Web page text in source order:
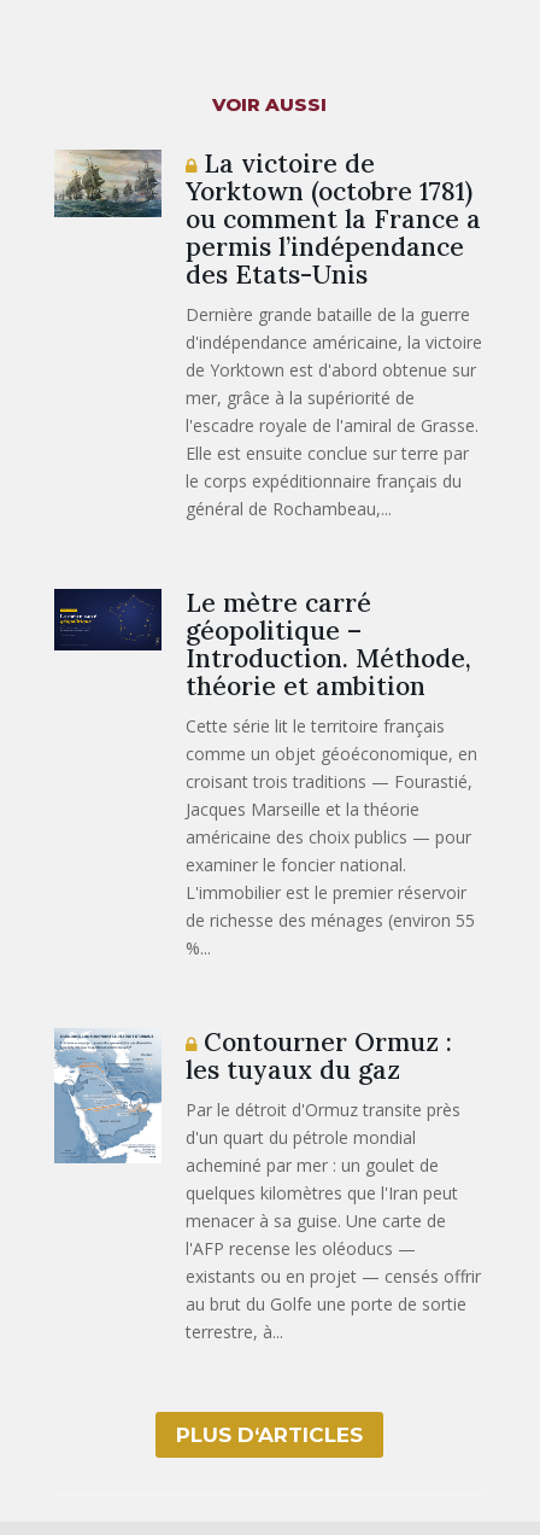
VOIR AUSSI
La victoire de
Yorktown (octobre 1781)
ou comment la France a
permis l’indépendance
des Etats-Unis
Dernière grande bataille de la guerre
d'indépendance américaine, la victoire
de Yorktown est d'abord obtenue sur
mer, grâce à la supériorité de
l'escadre royale de l'amiral de Grasse.
Elle est ensuite conclue sur terre par
le corps expéditionnaire français du
général de Rochambeau,...
Le mètre carré
géopolitique –
Introduction. Méthode,
théorie et ambition
Cette série lit le territoire français
comme un objet géoéconomique, en
croisant trois traditions — Fourastié,
Jacques Marseille et la théorie
américaine des choix publics — pour
examiner le foncier national.
L'immobilier est le premier réservoir
de richesse des ménages (environ 55
%...
Contourner Ormuz :
les tuyaux du gaz
Par le détroit d'Ormuz transite près
d'un quart du pétrole mondial
acheminé par mer : un goulet de
quelques kilomètres que l'Iran peut
menacer à sa guise. Une carte de
l'AFP recense les oléoducs —
existants ou en projet — censés offrir
au brut du Golfe une porte de sortie
terrestre, à...
PLUS D‘ARTICLES